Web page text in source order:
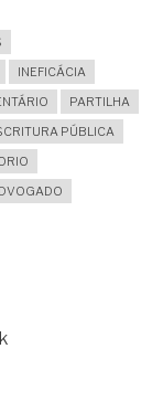
INEFICÁCIA
PARTILHA
PÚBLICA